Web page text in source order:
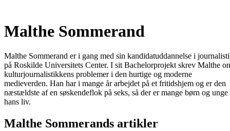
Malthe Sommerand
Malthe Sommerand er i gang med sin kandidatuddannelse i
på Roskilde Universitets Center. I sit Bachelorprojekt skrev Malthe
kulturjournalistikkens problemer i den hurtige og moderne
medieverden. Han har i mange år arbejdet på et fritidshjem og er den
næstældste af en søskendeflok på seks, så der er mange børn og unge
hans liv.
Malthe Sommerands artikler